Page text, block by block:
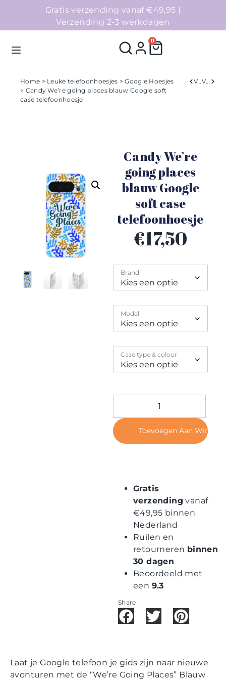
Gratis verzending vanaf €49,95 |
Verzending 2-3 werkdagen
0
Homepage
Collecties
Contact
Home > Leuke telefoonhoesjes >Google Hoesjes
> Candy We’re going places blauw Google soft
case telefoonhoesje
Verleden Volgend
Candy We’re
going places
blauw Google
soft case
telefoonhoesje
€17,50
Brand
Model
Case type & colour
Toevoegen Aan
Gratis
verzending vanaf
€49,95 binnen
Nederland
Ruilen en
retourneren binnen
30 dagen
Beoordeeld met
een 9.3
Share
Laat je Google telefoon je gids zijn naar nieuwe
avonturen met de “We’re Going Places” Blauw